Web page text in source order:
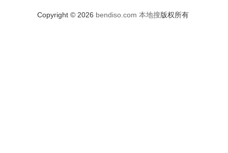
Copyright © 2026 bendiso.com 本地搜版权所有